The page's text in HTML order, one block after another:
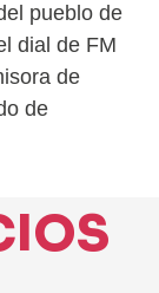
pueblo de
dial de FM
de
de